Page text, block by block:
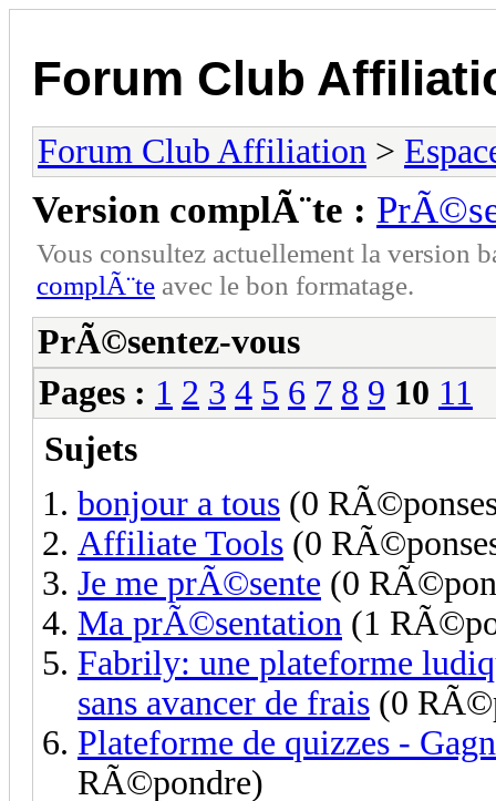
Forum Club
Forum Club Affiliation >
Version complÃ¨te :
Vous consultez actuellement la
complÃ¨te avec le bon formatage.
PrÃ©sentez-vous
Pages : 1 2 3 4 5 6 7 8 9 10 11
Sujets
bonjour a tous (0
Affiliate Tools (0
Je me prÃ©sente (0
Ma prÃ©sentation (1
Fabrily: une plateforme
sans avancer de frais (0
Plateforme de quizzes -
RÃ©pondre)